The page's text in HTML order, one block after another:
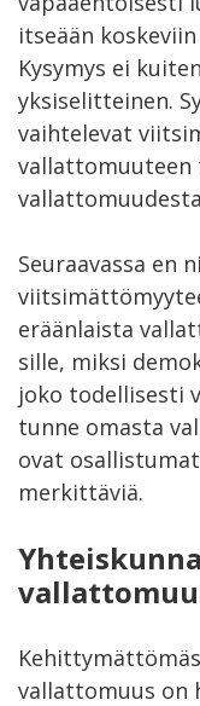
itseään
Kysymys ei
yksiselitteinen.
vaihtelevat
vallattomuuteen
Seuraavassa en
eräänlaista
sille, miksi
joko todellisesti
tunne omasta
ovat
merkittäviä.
vallattomuus on